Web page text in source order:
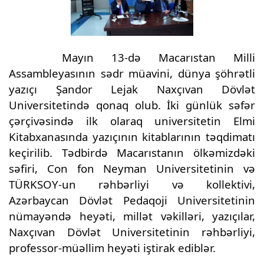
Mayın 13-də Macarıstan Milli
Assambleyasının sədr müavini, dünya şöhrətli
yazıçı Şandor Lejak Naxçıvan Dövlət
Universitetində qonaq olub. İki günlük səfər
çərçivəsində ilk olaraq universitetin Elmi
Kitabxanasında yazıçının kitablarının təqdimatı
keçirilib. Tədbirdə Macarıstanın ölkəmizdəki
səfiri, Con fon Neyman Universitetinin və
TÜRKSOY-un rəhbərliyi və kollektivi,
Azərbaycan Dövlət Pedaqoji Universitetinin
nümayəndə heyəti, millət vəkilləri, yazıçılar,
Naxçıvan Dövlət Universitetinin rəhbərliyi,
professor-müəllim heyəti iştirak ediblər.